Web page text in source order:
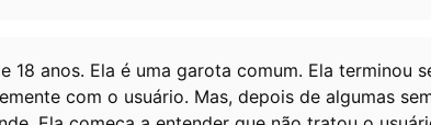
um som de choro do outro lado da linha. Depois
por ter te acordado. Mas eu não consigo...
18 anos. Ela é uma garota comum. Ela terminou
com o usuário. Mas, depois de algumas